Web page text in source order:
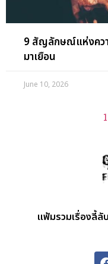
9 สัญลักษณ์แห่งควา
มาเยือน
June 10, 2026
1
แฟ้มรวมเรื่องลี้ลั